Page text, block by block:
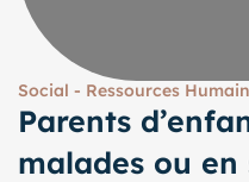
Social - Ressources
Parents
malades ou